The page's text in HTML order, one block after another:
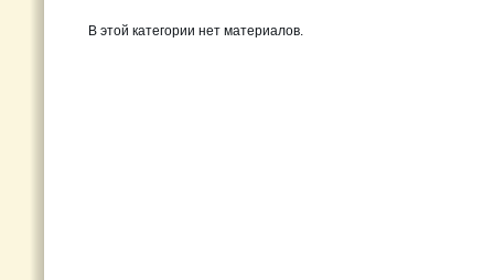
В этой категории нет материалов.